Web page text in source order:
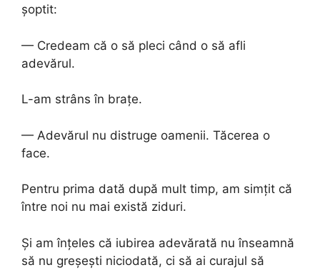
șoptit:
— Credeam că o să pleci când o să afli
adevărul.
L-am strâns în brațe.
— Adevărul nu distruge oamenii. Tăcerea o
face.
Pentru prima dată după mult timp, am simțit că
între noi nu mai există ziduri.
Și am înțeles că iubirea adevărată nu înseamnă
să nu greșești niciodată, ci să ai curajul să